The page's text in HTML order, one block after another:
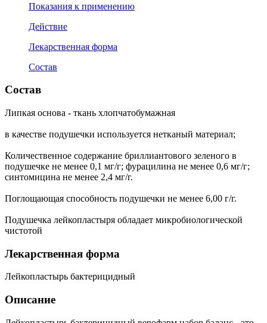
Показания к применению
Действие
Лекарственная форма
Состав
Состав
Липкая основа - ткань хлопчатобумажная
в качестве подушечки используется нетканый материал;
Количественное содержание бриллиантового зеленого в
подушечке не менее 0,1 мг/г; фурацилина не менее 0,6 мг/г;
синтомицина не менее 2,4 мг/г.
Поглощающая способность подушечки не менее 6,00 г/г.
Подушечка лейкопластыря обладает микробиологической
чистотой
Лекарственная форма
Лейкопластырь бактерицидный
Описание